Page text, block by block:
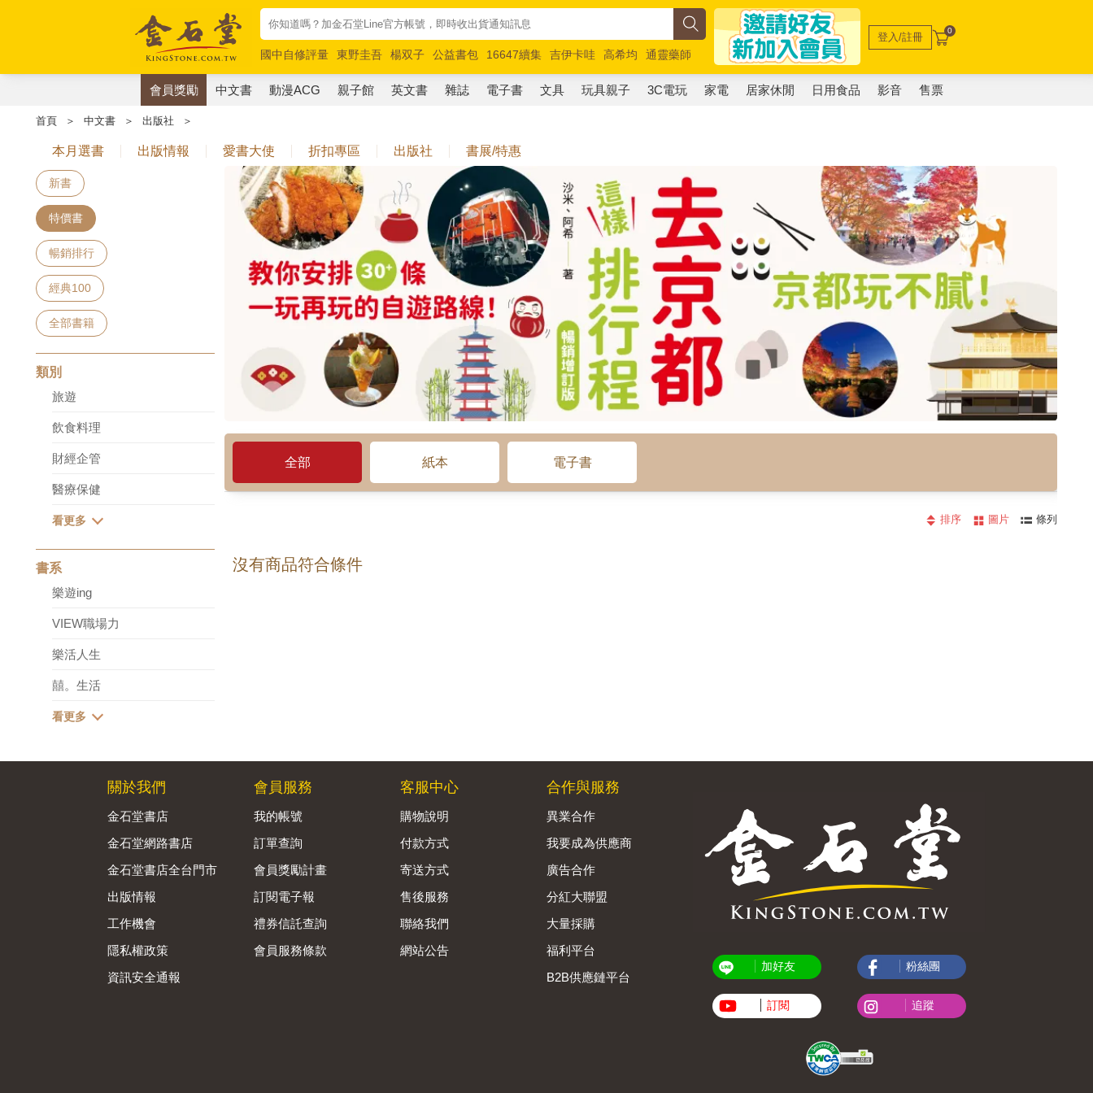
國中自修評量 東野圭吾 楊双子 公益書包 16647續集 吉伊卡哇 高希均
通靈藥師
唯紅花綻放
奧德賽 路邊攤新作 馬斯克 玩具總動員5 超慢跑
登入/註冊 0
會員獎勵 中文書 動漫ACG 親子館 英文書 雜誌 電子書 文具 玩具親子 3C電玩 家電 居家休閒 日用食品 影音 售票
首頁 ＞ 中文書 ＞ 出版社 ＞
本月選書 出版情報 愛書大使 折扣專區 出版社 書展/特惠
新書
特價書
暢銷排行
經典100
全部書籍
類別
旅遊
飲食料理
財經企管
醫療保健
書系
樂遊ing
VIEW職場力
樂活人生
囍。生活
全部 紙本 電子書
排序 圖片 條列
沒有商品符合條件
關於我們
金石堂書店
金石堂網路書店
金石堂書店全台門市
出版情報
工作機會
隱私權政策
資訊安全通報
會員服務
我的帳號
訂單查詢
會員獎勵計畫
訂閱電子報
禮券信託查詢
會員服務條款
客服中心
購物說明
付款方式
寄送方式
售後服務
聯絡我們
網站公告
合作與服務
異業合作
我要成為供應商
廣告合作
分紅大聯盟
大量採購
福利平台
B2B供應鏈平台
加好友
訂閱
粉絲團
追蹤